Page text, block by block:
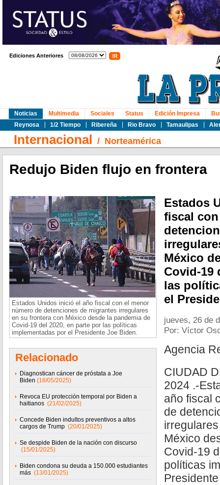
Ediciones Anteriores
Noticias
Reynosa
1/2 Tiempo Ribereña Rio Bravo Tamaulipas
Multimedia Sociales Status Edición Impresa
Internacional / Norteamérica
Redujo Biden flujo en frontera
Estados Unidos inició el año fiscal con el menor
número de detenciones de migrantes irregulares
en su frontera con México desde la pandemia de
Covid-19 del 2020, en parte por las políticas
implementadas por el Presidente Joe Biden.
Relacionado
Diagnostican cáncer de próstata a Joe
Biden (18/05/2025)
Revoca EU protección temporal por Biden a
haitianos (21/02/2025)
Concede Biden indultos preventivos a altos
cargos de Trump (20/01/2025)
Se despide Biden de la nación con discurso
(15/01/2025)
Biden condona su deuda a 150.000 estudiantes
más (13/01/2025)
Estados
fiscal
México
Covid-19
las
el
jueves, 26 de
Por: Víctor
Agencia
CIUDAD
2024 .-
año fiscal
de
México
Covid-19
políticas